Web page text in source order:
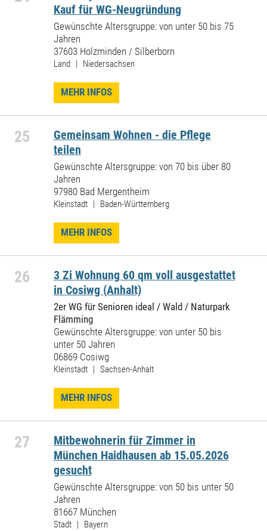
Kauf für WG-Neugründung
Gewünschte Altersgruppe: von unter 50 bis 75
Jahren
37603 Holzminden / Silberborn
Land | Niedersachsen
MEHR INFOS
25
Gemeinsam Wohnen - die Pflege
teilen
Gewünschte Altersgruppe: von 70 bis über 80
Jahren
97980 Bad Mergentheim
Kleinstadt | Baden-Württemberg
MEHR INFOS
26
3 Zi Wohnung 60 qm voll ausgestattet
in Cosiwg (Anhalt)
2er WG für Senioren ideal / Wald / Naturpark
Flämming
Gewünschte Altersgruppe: von unter 50 bis
unter 50 Jahren
06869 Cosiwg
Kleinstadt | Sachsen-Anhalt
MEHR INFOS
27
Mitbewohnerin für Zimmer in
München Haidhausen ab 15.05.2026
gesucht
Gewünschte Altersgruppe: von 50 bis unter 50
Jahren
81667 München
Stadt | Bayern